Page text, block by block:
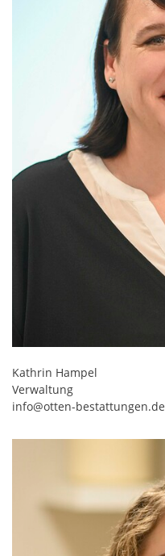
Kathrin Hampel
Verwaltung
info@otten-bestattungen.de